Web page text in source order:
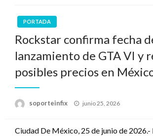
PORTADA
Rockstar confirma fecha
lanzamiento de GTA VI y
posibles precios en
soporteinfix
Publicado
junio 25, 2026
Ciudad De México, 25 de junio de